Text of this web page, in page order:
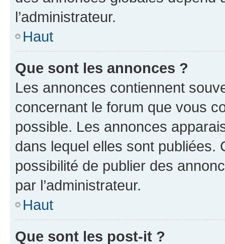
l’administrateur.
Haut
Que sont les annonces ?
Les annonces contiennent
concernant le forum que vous
possible. Les annonces
dans lequel elles sont publiées.
possibilité de publier des
par l’administrateur.
Haut
Que sont les post-it ?